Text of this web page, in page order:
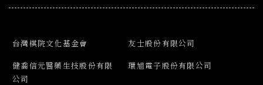
台灣棋院文化基金會
友士股份有限公司
健喬信元醫藥生技股份有限
公司
環旭電子股份有限公司